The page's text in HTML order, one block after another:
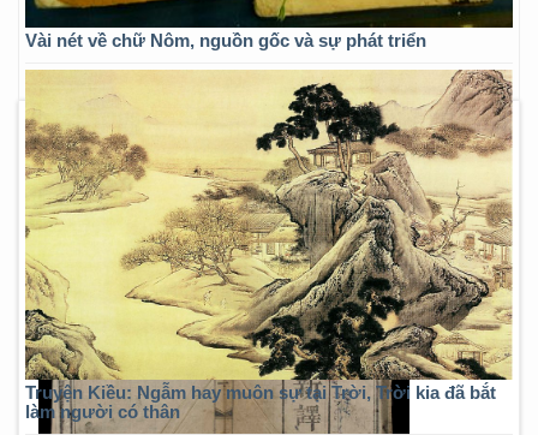
Vài nét về chữ Nôm, nguồn gốc và sự phát triển
Truyện Kiều: Ngẫm hay muôn sự tại Trời, Trời kia đã bắt
làm người có thân